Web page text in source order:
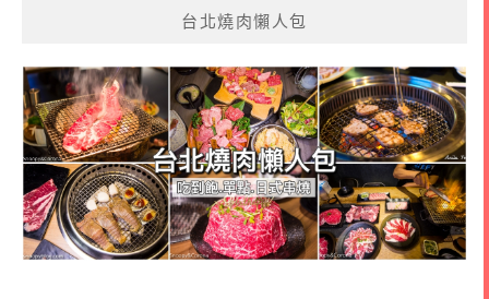
台北燒肉懶人包